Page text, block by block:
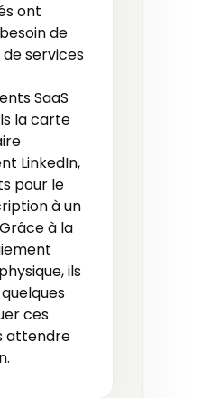
ont
de
services
SaaS
la carte
LinkedIn,
pour le
à un
à la
ils
ces
attendre